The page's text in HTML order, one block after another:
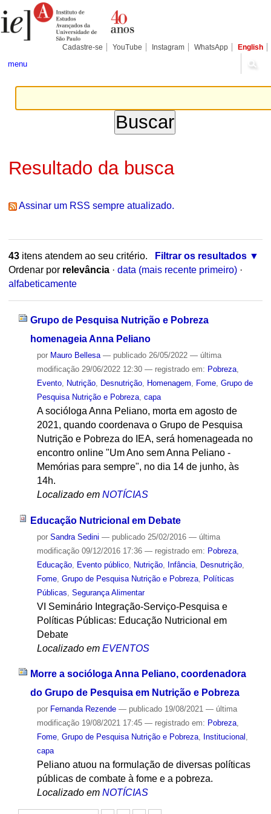
para
conteúdo.
Pessoais
Cadastre-se YouTube Instagram WhatsApp English
menu
Resultado da busca
Assinar um RSS sempre atualizado.
43itens atendem ao seu critério.
Filtrar os resultados
Ordenar por relevância · data (mais recente primeiro) ·
alfabeticamente
Grupo de Pesquisa Nutrição e Pobreza
homenageia Anna Peliano
por Mauro Bellesa — publicado26/05/2022 — última
modificação29/06/2022 12:30 — registrado em: Pobreza,
Evento, Nutrição, Desnutrição, Homenagem Fome, Grupo de
Pesquisa Nutrição e Pobreza, capa
A socióloga Anna Peliano, morta em agosto de
2021, quando coordenava o Grupo de Pesquisa
Nutrição e Pobreza do IEA, será homenageada no
encontro online "Um Ano sem Anna Peliano -
Memórias para sempre", no dia 14 de junho, às
14h.
Localizado em NOTÍCIAS
Educação Nutricional em Debate
por Sandra Sedini — publicado25/02/2016 — última
modificação09/12/2016 17:36 — registrado em: Pobreza,
Educação, Evento público, Nutrição, Infância, Desnutrição,
Fome, Grupo de Pesquisa Nutrição e Pobreza, Políticas
Públicas Segurança Alimentar
VI Seminário Integração-Serviço-Pesquisa e
Políticas Públicas: Educação Nutricional em
Debate
Localizado em EVENTOS
Morre a socióloga Anna Peliano, coordenadora
do Grupo de Pesquisa em Nutrição e Pobreza
por Fernanda Rezende — publicado19/08/2021 — última
modificação19/08/2021 17:45 — registrado em: Pobreza,
Fome, Grupo de Pesquisa Nutrição e Pobreza, Institucional ,
capa
Peliano atuou na formulação de diversas políticas
públicas de combate à fome e a pobreza.
Localizado em NOTÍCIAS